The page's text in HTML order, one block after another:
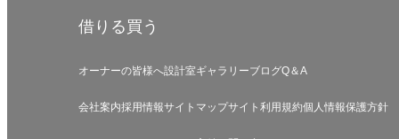
借りる 買う
オーナーの皆様へ設計室ギャラリーブログQ＆A
会社案内採用情報サイトマップサイト利用規約個人情報保護方針